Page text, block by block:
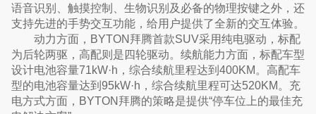
语音识别、触摸控制、生物识别及必备的物理按键之外，还
支持先进的手势交互功能，给用户提供了全新的交互体验。
动力方面，BYTON拜腾首款SUV采用纯电驱动，标配
为后轮两驱，高配则是四轮驱动。续航能力方面，标配车型
设计电池容量71kW·h，综合续航里程达到400KM。高配车
型的电池容量达到95kW·h，综合续航里程可达520KM。充
电方式方面，BYTON拜腾的策略是提供“停车位上的最佳充